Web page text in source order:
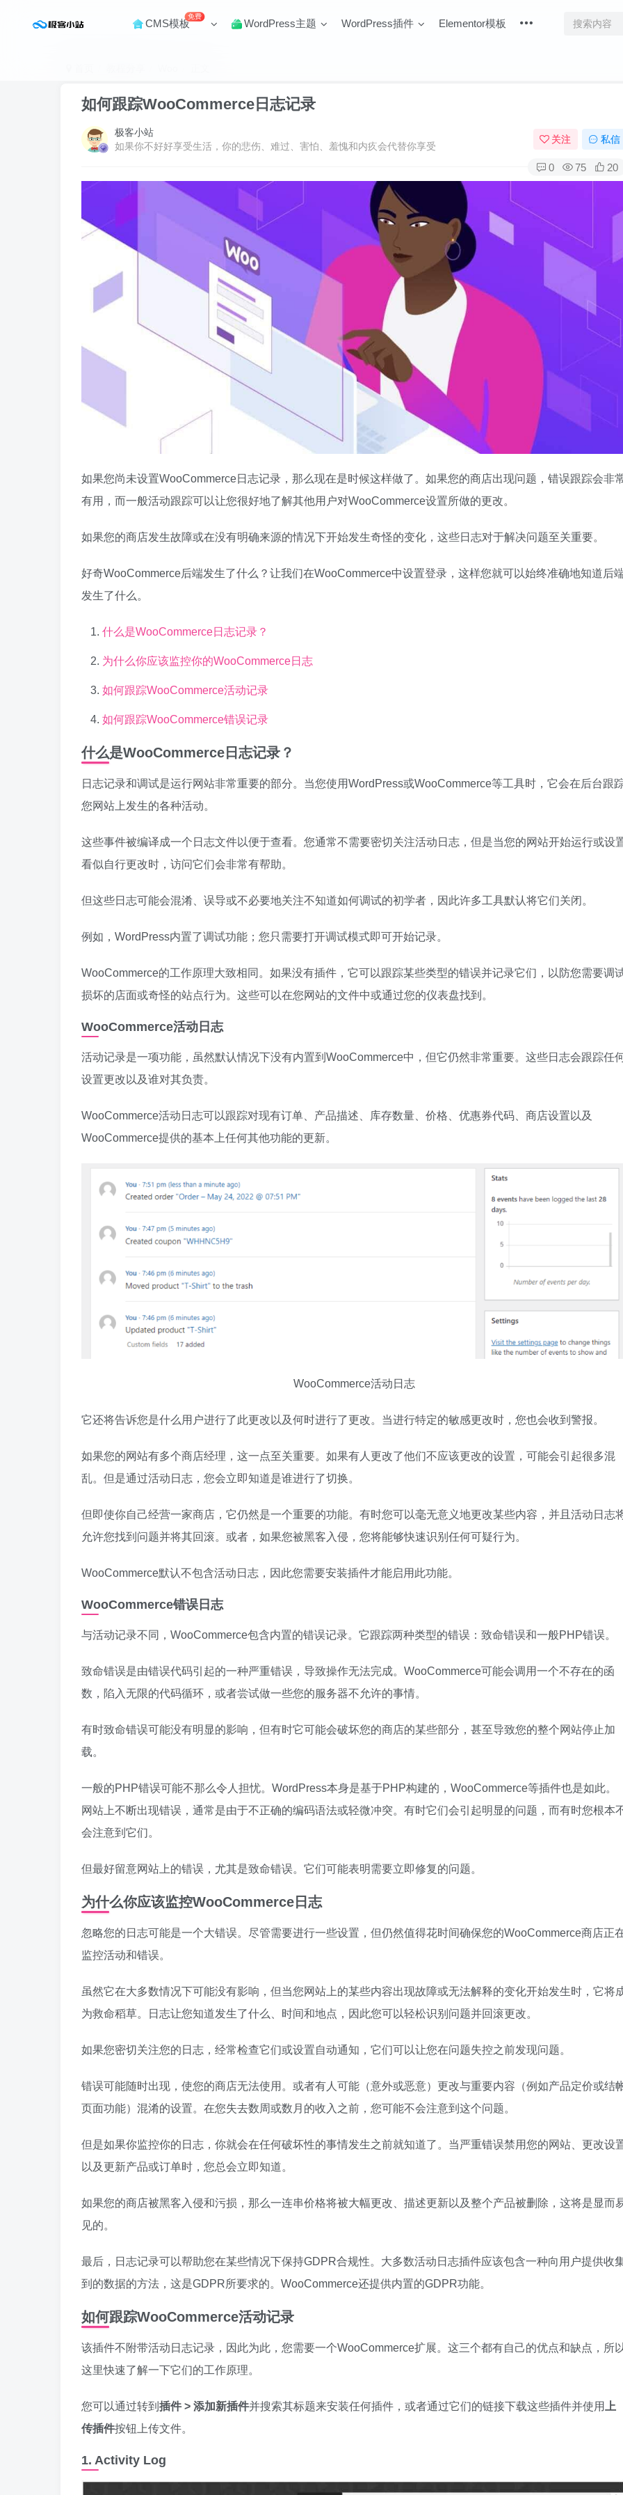
CMS模板
免费
WordPress主题 WordPress插件 Elementor模板
如何跟踪WooCommerce日志记录
极客小站
如果你不好好享受生活，你的悲伤、难过、害怕、羞愧和内疚会代替你享受
关注 私信
0 75 20
如果您尚未设置WooCommerce日志记录，那么现在是时候这样做了。如果您的商店出现问题，错误跟踪会非
有用，而一般活动跟踪可以让您很好地了解其他用户对WooCommerce设置所做的更改。
如果您的商店发生故障或在没有明确来源的情况下开始发生奇怪的变化，这些日志对于解决问题至关重要。
好奇WooCommerce后端发生了什么？让我们在WooCommerce中设置登录，这样您就可以始终准确地知道后
发生了什么。
什么是WooCommerce日志记录？
为什么你应该监控你的WooCommerce日志
如何跟踪WooCommerce活动记录
如何跟踪WooCommerce错误记录
什么是WooCommerce日志记录？
日志记录和调试是运行网站非常重要的部分。当您使用WordPress或WooCommerce等工具时，它会在后台跟
您网站上发生的各种活动。
这些事件被编译成一个日志文件以便于查看。您通常不需要密切关注活动日志，但是当您的网站开始运行或设
看似自行更改时，访问它们会非常有帮助。
但这些日志可能会混淆、误导或不必要地关注不知道如何调试的初学者，因此许多工具默认将它们关闭。
例如，WordPress内置了调试功能；您只需要打开调试模式即可开始记录。
WooCommerce的工作原理大致相同。如果没有插件，它可以跟踪某些类型的错误并记录它们，以防您需要调
损坏的店面或奇怪的站点行为。这些可以在您网站的文件中或通过您的仪表盘找到。
WooCommerce活动日志
活动记录是一项功能，虽然默认情况下没有内置到WooCommerce中，但它仍然非常重要。这些日志会跟踪任
设置更改以及谁对其负责。
WooCommerce活动日志可以跟踪对现有订单、产品描述、库存数量、价格、优惠券代码、商店设置以及
WooCommerce提供的基本上任何其他功能的更新。
WooCommerce活动日志
它还将告诉您是什么用户进行了此更改以及何时进行了更改。当进行特定的敏感更改时，您也会收到警报。
如果您的网站有多个商店经理，这一点至关重要。如果有人更改了他们不应该更改的设置，可能会引起很多混
乱。但是通过活动日志，您会立即知道是谁进行了切换。
但即使你自己经营一家商店，它仍然是一个重要的功能。有时您可以毫无意义地更改某些内容，并且活动日志
允许您找到问题并将其回滚。或者，如果您被黑客入侵，您将能够快速识别任何可疑行为。
WooCommerce默认不包含活动日志，因此您需要安装插件才能启用此功能。
WooCommerce错误日志
与活动记录不同，WooCommerce包含内置的错误记录。它跟踪两种类型的错误：致命错误和一般PHP错误。
致命错误是由错误代码引起的一种严重错误，导致操作无法完成。WooCommerce可能会调用一个不存在的函
数，陷入无限的代码循环，或者尝试做一些您的服务器不允许的事情。
有时致命错误可能没有明显的影响，但有时它可能会破坏您的商店的某些部分，甚至导致您的整个网站停止加
载。
一般的PHP错误可能不那么令人担忧。WordPress本身是基于PHP构建的，WooCommerce等插件也是如此。
网站上不断出现错误，通常是由于不正确的编码语法或轻微冲突。有时它们会引起明显的问题，而有时您根本
会注意到它们。
但最好留意网站上的错误，尤其是致命错误。它们可能表明需要立即修复的问题。
为什么你应该监控WooCommerce日志
忽略您的日志可能是一个大错误。尽管需要进行一些设置，但仍然值得花时间确保您的WooCommerce商店正
监控活动和错误。
虽然它在大多数情况下可能没有影响，但当您网站上的某些内容出现故障或无法解释的变化开始发生时，它将
为救命稻草。日志让您知道发生了什么、时间和地点，因此您可以轻松识别问题并回滚更改。
如果您密切关注您的日志，经常检查它们或设置自动通知，它们可以让您在问题失控之前发现问题。
错误可能随时出现，使您的商店无法使用。或者有人可能（意外或恶意）更改与重要内容（例如产品定价或结
页面功能）混淆的设置。在您失去数周或数月的收入之前，您可能不会注意到这个问题。
但是如果你监控你的日志，你就会在任何破坏性的事情发生之前就知道了。当严重错误禁用您的网站、更改设
以及更新产品或订单时，您总会立即知道。
如果您的商店被黑客入侵和污损，那么一连串价格将被大幅更改、描述更新以及整个产品被删除，这将是显而
见的。
最后，日志记录可以帮助您在某些情况下保持GDPR合规性。大多数活动日志插件应该包含一种向用户提供收
到的数据的方法，这是GDPR所要求的。WooCommerce还提供内置的GDPR功能。
如何跟踪WooCommerce活动记录
该插件不附带活动日志记录，因此为此，您需要一个WooCommerce扩展。这三个都有自己的优点和缺点，所
这里快速了解一下它们的工作原理。
您可以通过转到 插件 > 添加新插件并搜索其标题来安装任何插件，或者通过它们的链接下载这些插件并使用
上
传插件按钮上传文件。
1. Activity Log